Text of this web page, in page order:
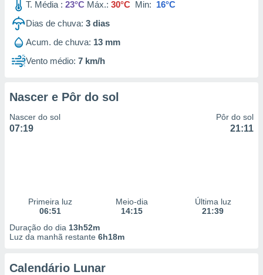
T. Média : 23°C Máx.: 30°C Min: 16°C
Dias de chuva: 3 dias
Acum. de chuva: 13 mm
Vento médio: 7 km/h
Nascer e Pôr do sol
Nascer do sol
07:19
Pôr do sol
21:11
Primeira luz
06:51
Meio-dia
14:15
Última luz
21:39
Duração do dia 13h52m
Luz da manhã restante 6h18m
Calendário Lunar